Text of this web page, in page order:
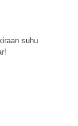
suhu